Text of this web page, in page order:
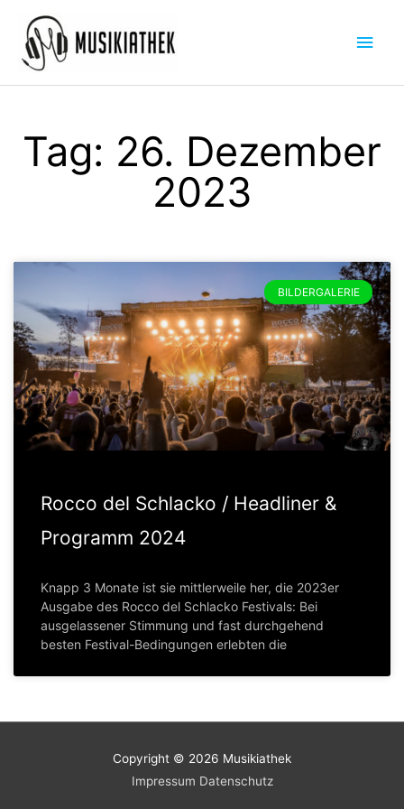
Inhalt
springen
Tag: 26. Dezember
2023
BILDERGALERIE
Rocco del Schlacko / Headliner &
Programm 2024
Knapp 3 Monate ist sie mittlerweile her, die 2023er
Ausgabe des Rocco del Schlacko Festivals: Bei
ausgelassener Stimmung und fast durchgehend
besten Festival-Bedingungen erlebten die
Copyright © 2026 Musikiathek
Impressum Datenschutz